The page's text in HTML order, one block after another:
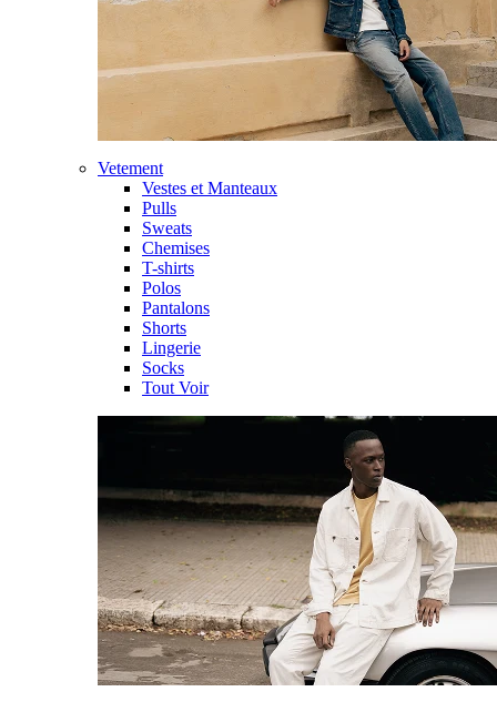
Vetement
Vestes et Manteaux
Pulls
Sweats
Chemises
T-shirts
Polos
Pantalons
Shorts
Lingerie
Socks
Tout Voir